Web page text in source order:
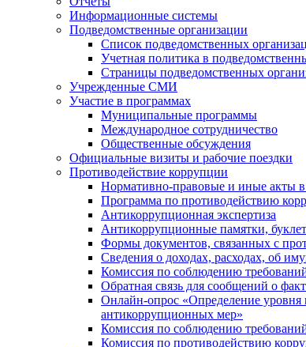
Информационные системы
Подведомственные организации
Список подведомственных
Учетная политика в
Страницы подведомственных
Учрежденные СМИ
Участие в программах
Муниципальные программы
Международное сотрудничество
Общественные обсуждения
Официальные визиты и рабочие поездки
Противодействие коррупции
Нормативно-правовые и иные акты
Программа по противодействию
Антикоррупционная экспертиза
Антикоррупционные памятки,
Формы документов, связанных с
Сведения о доходах, расходах, об
Комиссия по соблюдению
Обратная связь для сообщений о
Онлайн-опрос «Определение уровня
антикоррупционных мер»
Комиссия по соблюдению
Комиссия по противодействию